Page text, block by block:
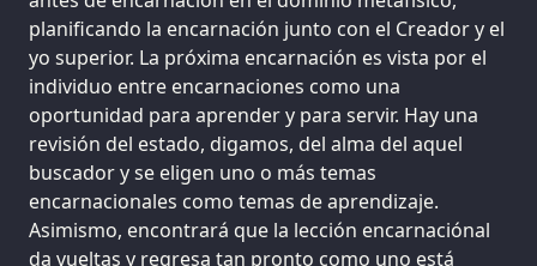
planificando la encarnación junto con el Creador y el
yo superior. La próxima encarnación es vista por el
individuo entre encarnaciones como una
oportunidad para aprender y para servir. Hay una
revisión del estado, digamos, del alma del aquel
buscador y se eligen uno o más temas
encarnacionales como temas de aprendizaje.
Asimismo, encontrará que la lección encarnaciónal
da vueltas y regresa tan pronto como uno está